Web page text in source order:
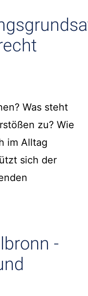
Was steht
zu? Wie
im Alltag
sich der
-